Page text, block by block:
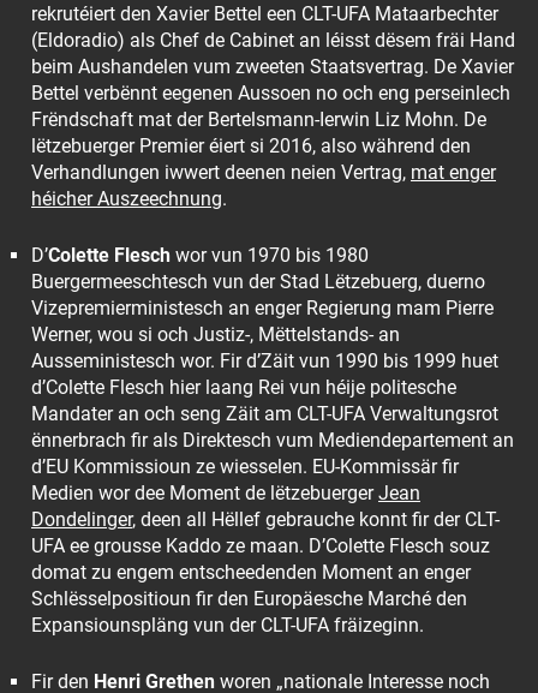
rekrutéiert den Xavier Bettel een CLT-UFA Mataarbechter
(Eldoradio) als Chef de Cabinet an léisst dësem fräi Hand
beim Aushandelen vum zweeten Staatsvertrag. De Xavier
Bettel verbënnt eegenen Aussoen no och eng perseinlech
Frëndschaft mat der Bertelsmann-Ierwin Liz Mohn. De
lëtzebuerger Premier éiert si 2016, also während den
Verhandlungen iwwert deenen neien Vertrag, mat enger
héicher Auszeechnung.
D’Colette Flesch wor vun 1970 bis 1980
Buergermeeschtesch vun der Stad Lëtzebuerg, duerno
Vizepremierministesch an enger Regierung mam Pierre
Werner, wou si och Justiz-, Mëttelstands- an
Ausseministesch wor. Fir d’Zäit vun 1990 bis 1999 huet
d’Colette Flesch hier laang Rei vun héije politesche
Mandater an och seng Zäit am CLT-UFA Verwaltungsrot
ënnerbrach fir als Direktesch vum Mediendepartement an
d’EU Kommissioun ze wiesselen. EU-Kommissär fir
Medien wor dee Moment de lëtzebuergerJean
Dondelinger, deen all Hëllef gebrauche konnt fir der CLT-
UFA ee grousse Kaddo ze maan. D’Colette Flesch souz
domat zu engem entscheedenden Moment an enger
Schlësselpositioun fir den Europäesche Marché den
Expansiounspläng vun der CLT-UFA fräizeginn.
Fir den Henri Grethen woren „nationale Interesse noch